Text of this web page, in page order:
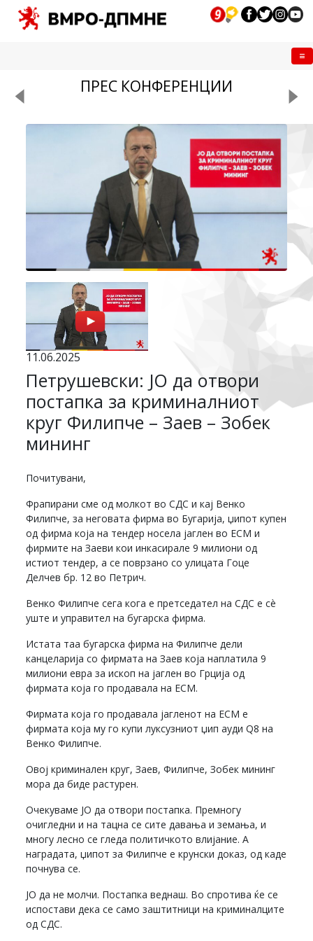
ПРЕС КОНФЕРЕНЦИИ
11.06.2025
Петрушевски: ЈО да отвори
постапка за криминалниот
круг Филипче – Заев – Зобек
мининг
Почитувани,
Фрапирани сме од молкот во СДС и кај Венко
Филипче, за неговата фирма во Бугарија, џипот купен
од фирма која на тендер носела јаглен во ЕСМ и
фирмите на Заеви кои инкасирале 9 милиони од
истиот тендер, а се поврзано со улицата Гоце
Делчев бр. 12 во Петрич.
Венко Филипче сега кога е претседател на СДС е сè
уште и управител на бугарска фирма.
Истата таа бугарска фирма на Филипче дели
канцеларија со фирмата на Заев која наплатила 9
милиони евра за ископ на јаглен во Грција од
фирмата која го продавала на ЕСМ.
Фирмата која го продавала јагленот на ЕСМ е
фирмата која му го купи луксузниот џип ауди Q8 на
Венко Филипче.
Овој криминален круг, Заев, Филипче, Зобек мининг
мора да биде растурен.
Очекуваме ЈО да отвори постапка. Премногу
очигледни и на тацна се сите давања и земања, и
многу лесно се гледа политичкото влијание. А
наградата, џипот за Филипче е крунски доказ, од каде
почнува се.
ЈО да не молчи. Постапка веднаш. Во спротива ќе се
испостави дека се само заштитници на криминалците
од СДС.